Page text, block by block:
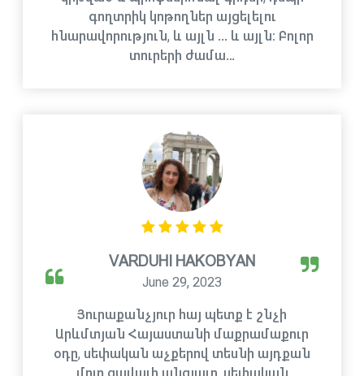
գողտրիկ կոթողներ այցելելու
հնարավորություն, և այլն ... և այլն։ Բոլոր
տուրերի ժամա…
VARDUHI HAKOBYAN
June 29, 2023
Յուրաքանչյուր հայ պետք է շնչի
Արևմտյան Հայաստանի մաքրամաքուր
օդը, սեփական աչքերով տեսնի այդքան
մոտ ցավալի անցյալը, սեփական